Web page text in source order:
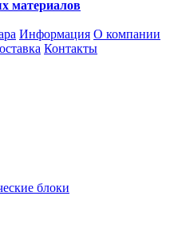
материалов
Информация О компании
Контакты
блоки